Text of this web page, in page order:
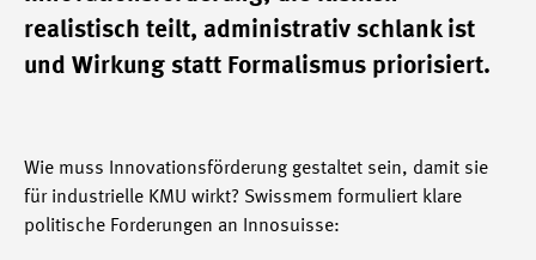
realistisch teilt, administrativ schlank ist
und Wirkung statt Formalismus priorisiert.
Wie muss Innovationsförderung gestaltet sein, damit sie
für industrielle KMU wirkt? Swissmem formuliert klare
politische Forderungen an Innosuisse: